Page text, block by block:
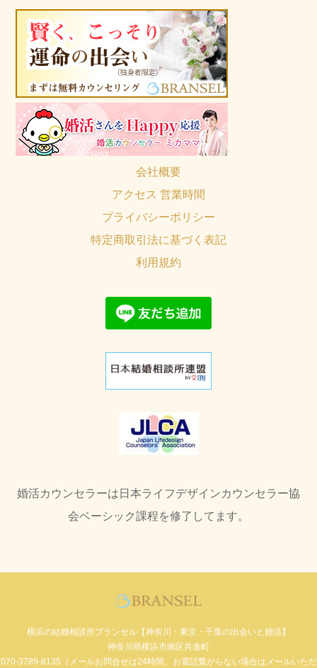
会社概要
アクセス 営業時間
プライバシーポリシー
特定商取引法に基づく表記
利用規約
婚活カウンセラーは日本ライフデザインカウンセラー協
会ベーシック課程を修了してます。
横浜の結婚相談所ブランセル【神奈川・東京・千葉の出会いと婚活】
神奈川県横浜市南区共進町
070-3789-8135（メールお問合せは24時間。お電話繋がらない場合はメールいただ